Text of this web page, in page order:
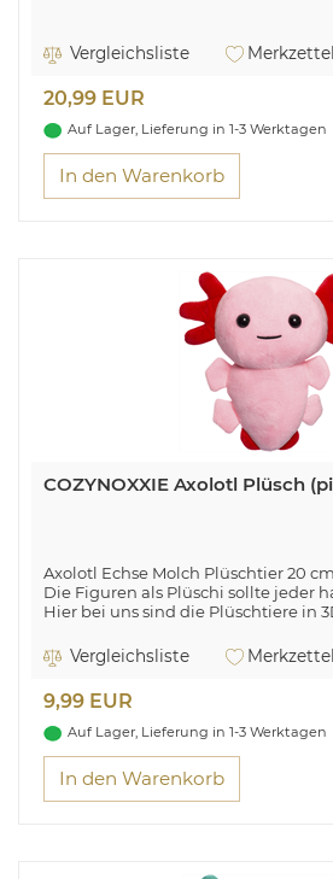
Vergleichsliste Merkzettel
20,99 EUR
Auf Lager, Lieferung in 1-3 Werktagen
In den Warenkorb
COZYNOXXIE Axolotl Plüsch
Axolotl Echse Molch Plüschtier 20
Die Figuren als Plüschi sollte jeder
Hier bei uns sind die Plüschtiere in
Vergleichsliste Merkzettel
9,99 EUR
Auf Lager, Lieferung in 1-3 Werktagen
In den Warenkorb